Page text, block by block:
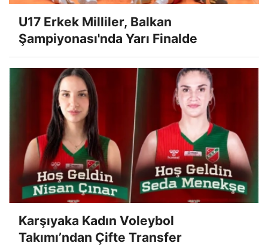
U17 Erkek Milliler, Balkan
Şampiyonası'nda Yarı Finalde
Karşıyaka Kadın Voleybol
Takımı’ndan Çifte Transfer